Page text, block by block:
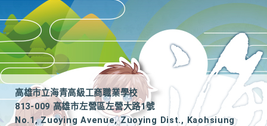
高雄市立海青高級工商職業學校
813-009 高雄市左營區左營大路1號
No.1, Zuoying Avenue, Zuoying Dist., Kaohsiung